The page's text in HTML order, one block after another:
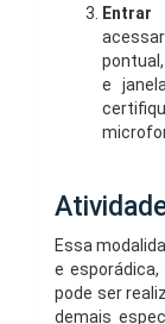
Entrar
e
Essa
e
pode ser
demais